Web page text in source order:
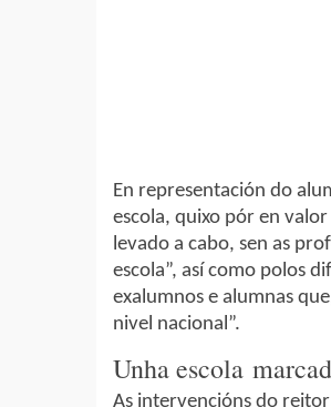
En representación do
escola, quixo pór en
levado a cabo, sen as
escola”, así como polos
exalumnos e alumnas
nivel nacional”.
Unha escola
As intervencións do